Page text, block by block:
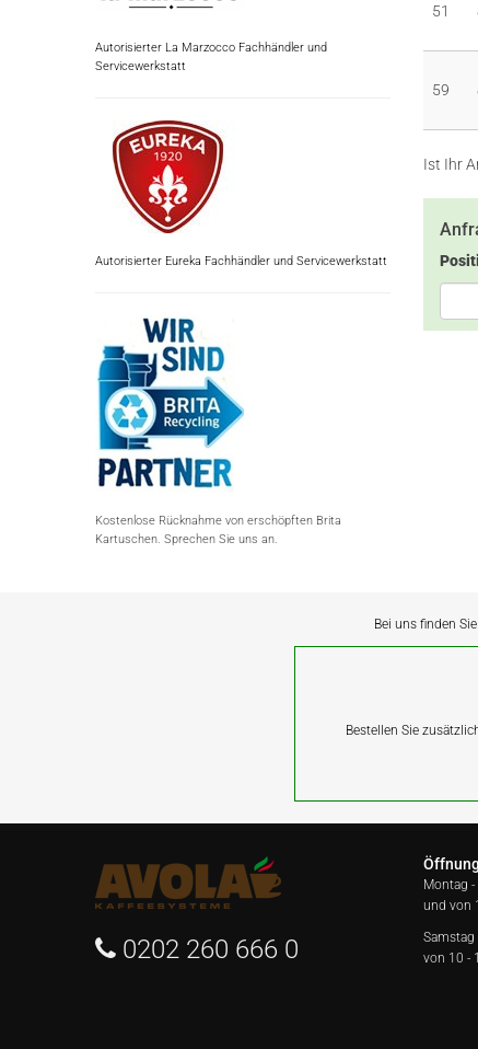
Autorisierter La Marzocco Fachhändler und
Servicewerkstatt
Autorisierter Eureka Fachhändler und Servicewerkstatt
Kostenlose Rücknahme von erschöpften Brita
Kartuschen. Sprechen Sie uns an.
51
59
Ist Ihr
Bei uns finden
Bestellen Sie
0202 260 666 0
Montag
und von
von 10 -